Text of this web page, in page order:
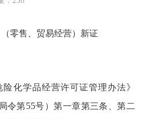
零售、贸易经营）新证
险化学品经营许可证管理办法》
令第55号）第一章第三条、第二